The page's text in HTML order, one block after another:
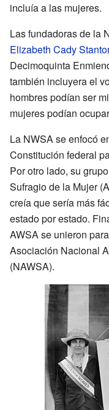
incluía a las mujeres.
Las fundadoras de la
Elizabeth Cady
Decimoquinta
también incluyera el
hombres podían ser
mujeres podían
La NWSA se enfocó
Constitución federal
Por otro lado, su
Sufragio de la Mujer
creía que sería más
estado por estado.
AWSA se unieron
Asociación Nacional
(NAWSA).